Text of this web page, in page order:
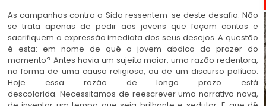
As campanhas contra a Sida ressentem-se deste desafio. Não
se trata apenas de pedir aos jovens que façam contas e
sacrifiquem a expressão imediata dos seus desejos. A questão
é esta: em nome de quê o jovem abdica do prazer do
momento? Antes havia um sujeito maior, uma razão redentora,
na forma de uma causa religiosa, ou de um discurso político.
Hoje essa razão de longo prazo está
descolorida. Necessitamos de reescrever uma narrativa nova,